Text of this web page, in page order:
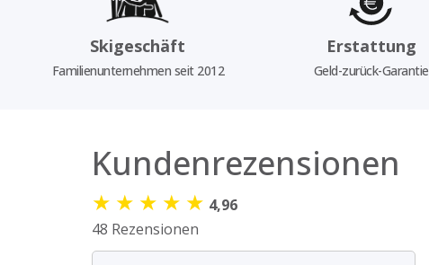
Skigeschäft
Familienunternehmen seit 2012
Erstattung
Geld-zurück-Garantie
Kundenrezensionen
★ ★ ★ ★ ★ 4,96
48 Rezensionen